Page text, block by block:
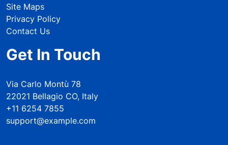
Site Maps
Privacy Policy
Contact Us
Get In Touch
Via Carlo Montù 78
22021 Bellagio CO, Italy
+11 6254 7855
support@example.com